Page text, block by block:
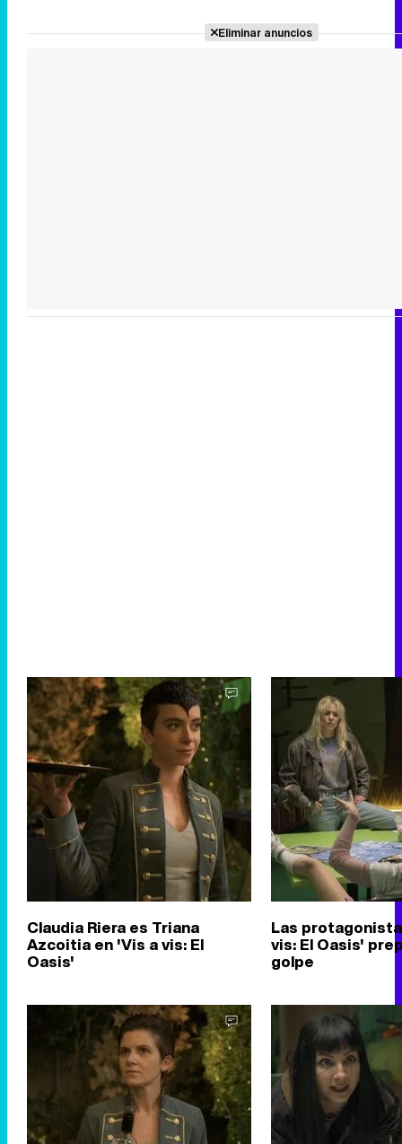
Eliminar anuncios
Claudia Riera es Triana
Azcoitia en 'Vis a vis: El
Oasis'
Las
vis: El Oasis'
golpe